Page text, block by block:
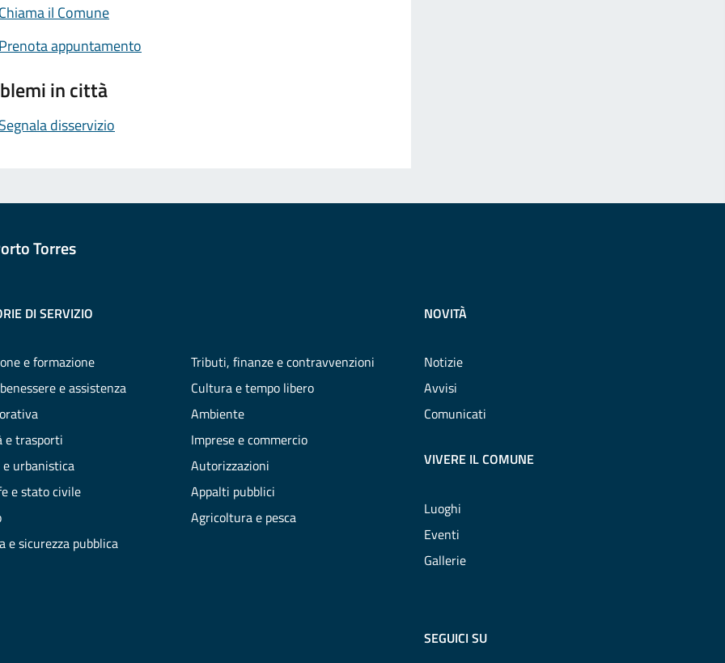
il Comune
appuntamento
in città
disservizio
Torres
DI SERVIZIO
e formazione
e assistenza
e trasporti
urbanistica
e stato civile
e sicurezza pubblica
Tributi, finanze e contravvenzioni
Cultura e tempo libero
Ambiente
Imprese e commercio
Autorizzazioni
Appalti pubblici
Agricoltura e pesca
NOVITÀ
Notizie
Avvisi
Comunicati
VIVERE IL COMUNE
Luoghi
Eventi
Gallerie
SEGUICI SU